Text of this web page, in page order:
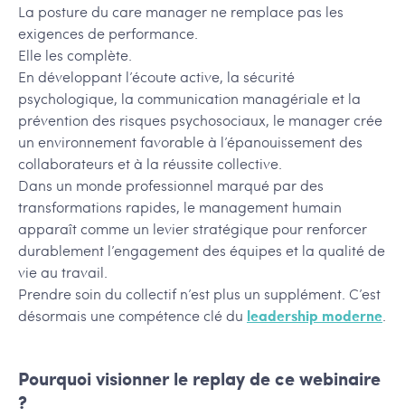
La posture du care manager ne remplace pas les
exigences de performance.
Elle les complète.
En développant l’écoute active, la sécurité
psychologique, la communication managériale et la
prévention des risques psychosociaux, le manager crée
un environnement favorable à l’épanouissement des
collaborateurs et à la réussite collective.
Dans un monde professionnel marqué par des
transformations rapides, le management humain
apparaît comme un levier stratégique pour renforcer
durablement l’engagement des équipes et la qualité de
vie au travail.
Prendre soin du collectif n’est plus un supplément. C’est
désormais une compétence clé du leadership moderne.
Pourquoi visionner le replay de ce webinaire
?